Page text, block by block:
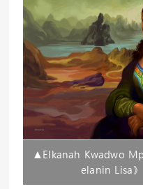
▲Elkanah Kwadwo
elanin Lisa》